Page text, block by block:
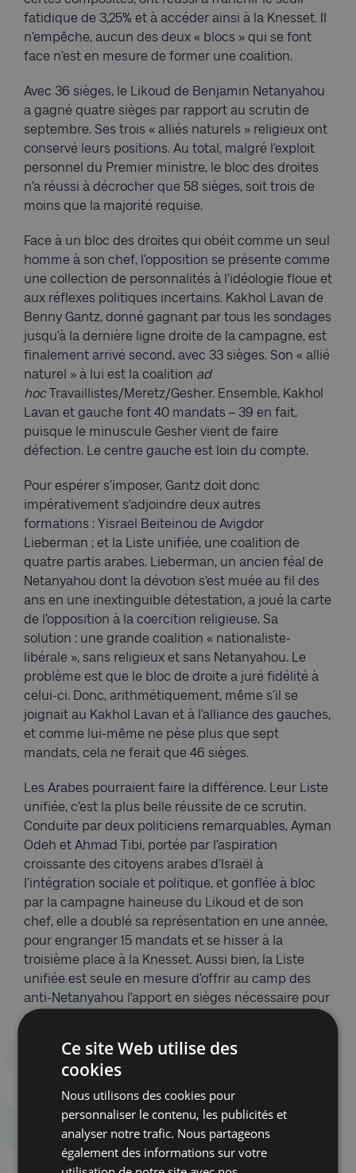
fatidique de 3,25% et à accéder ainsi à la Knesset. Il
n’empêche, aucun des deux « blocs » qui se font
face n’est en mesure de former une coalition.
Avec 36 sièges, le Likoud de Benjamin Netanyahou
a gagné quatre sièges par rapport au scrutin de
septembre. Ses trois « alliés naturels » religieux ont
conservé leurs positions. Au total, malgré l’exploit
personnel du Premier ministre, le bloc des droites
n’a réussi à décrocher que 58 sièges, soit trois de
moins que la majorité requise.
Face à un bloc des droites qui obéit comme un seul
homme à son chef, l’opposition se présente comme
une collection de personnalités à l’idéologie floue et
aux réflexes politiques incertains. Kakhol Lavan de
Benny Gantz, donné gagnant par tous les sondages
jusqu’à la dernière ligne droite de la campagne, est
finalement arrivé second, avec 33 sièges. Son « allié
naturel » à lui est la coalition ad
hocTravaillistes/Meretz/Gesher. Ensemble, Kakhol
Lavan et gauche font 40 mandats – 39 en fait,
puisque le minuscule Gesher vient de faire
défection. Le centre gauche est loin du compte.
Pour espérer s’imposer, Gantz doit donc
impérativement s’adjoindre deux autres
formations : Yisrael Beiteinou de Avigdor
Lieberman ; et la Liste unifiée, une coalition de
quatre partis arabes. Lieberman, un ancien féal de
Netanyahou dont la dévotion s’est muée au fil des
ans en une inextinguible détestation, a joué la carte
de l’opposition à la coercition religieuse. Sa
solution : une grande coalition « nationaliste-
libérale », sans religieux et sans Netanyahou. Le
problème est que le bloc de droite a juré fidélité à
celui-ci. Donc, arithmétiquement, même s’il se
joignait au Kakhol Lavan et à l’alliance des gauches,
et comme lui-même ne pèse plus que sept
mandats, cela ne ferait que 46 sièges.
Les Arabes pourraient faire la différence. Leur Liste
unifiée, c’est la plus belle réussite de ce scrutin.
Conduite par deux politiciens remarquables, Ayman
Odeh et Ahmad Tibi, portée par l’aspiration
croissante des citoyens arabes d’Israël à
l’intégration sociale et politique, et gonflée à bloc
par la campagne haineuse du Likoud et de son
chef, elle a doublé sa représentation en une année,
pour engranger 15 mandats et se hisser à la
troisième place à la Knesset. Aussi bien, la Liste
unifiée est seule en mesure d’offrir au camp des
anti-Netanyahou l’apport en sièges nécessaire pour
chasser ce dernier du pouvoir. Comme de juste, ils
l’Etat afin que celui-ci le charge de former la
coalition. C’est déjà une petite révolution.
En attendant d’y voir plus clair, quatre constats
généraux s’imposent, et ils sont amers.
Ce site Web utilise des
cookies
Nous utilisons des cookies pour
personnaliser le contenu, les publicités et
analyser notre trafic. Nous partageons
également des informations sur votre